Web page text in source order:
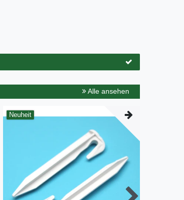
Alle ansehen
Neuheit